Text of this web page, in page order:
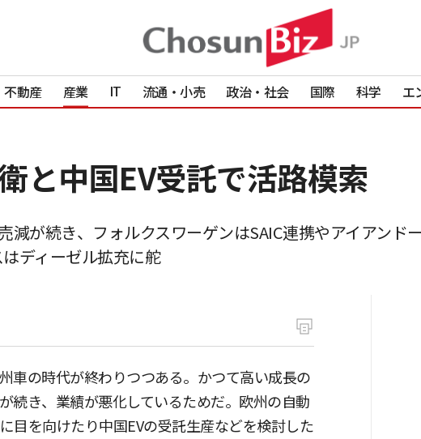
不動産 産業 IT 流通・小売 政治・社会 国際 科学 エ
と中国EV受託で活路模索
減が続き、フォルクスワーゲンはSAIC連携やアイアンド
ディーゼル拡充に舵
車の時代が終わりつつある。かつて高い成長の
続き、業績が悪化しているためだ。欧州の自動
目を向けたり中国EVの受託生産などを検討した